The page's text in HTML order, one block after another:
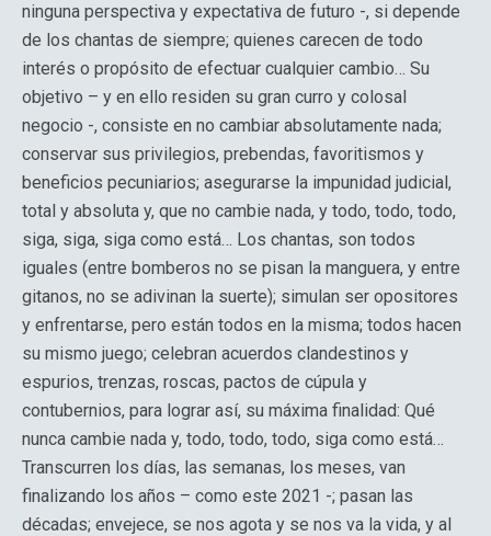
ninguna perspectiva y expectativa de futuro -, si depende
de los chantas de siempre; quienes carecen de todo
interés o propósito de efectuar cualquier cambio… Su
objetivo – y en ello residen su gran curro y colosal
negocio -, consiste en no cambiar absolutamente nada;
conservar sus privilegios, prebendas, favoritismos y
beneficios pecuniarios; asegurarse la impunidad judicial,
total y absoluta y, que no cambie nada, y todo, todo, todo,
siga, siga, siga como está… Los chantas, son todos
iguales (entre bomberos no se pisan la manguera, y entre
gitanos, no se adivinan la suerte); simulan ser opositores
y enfrentarse, pero están todos en la misma; todos hacen
su mismo juego; celebran acuerdos clandestinos y
espurios, trenzas, roscas, pactos de cúpula y
contubernios, para lograr así, su máxima finalidad: Qué
nunca cambie nada y, todo, todo, todo, siga como está…
Transcurren los días, las semanas, los meses, van
finalizando los años – como este 2021 -; pasan las
décadas; envejece, se nos agota y se nos va la vida, y al